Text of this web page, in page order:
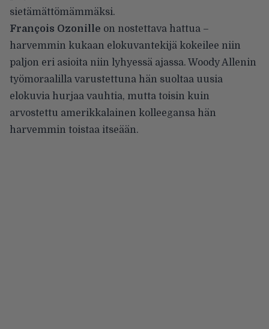
sietämättömämmäksi.
François Ozonille on nostettava hattua –
harvemmin kukaan elokuvantekijä kokeilee niin
paljon eri asioita niin lyhyessä ajassa. Woody Allenin
työmoraalilla varustettuna hän suoltaa uusia
elokuvia hurjaa vauhtia, mutta toisin kuin
arvostettu amerikkalainen kolleegansa hän
harvemmin toistaa itseään.